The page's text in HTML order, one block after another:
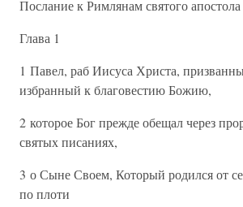
Послание к Римлянам святого
Глава 1
1 Павел, раб Иисуса Христа,
избранный к благовестию Божию,
2 которое Бог прежде обещал через
святых писаниях,
3 о Сыне Своем, Который родился от
по плоти